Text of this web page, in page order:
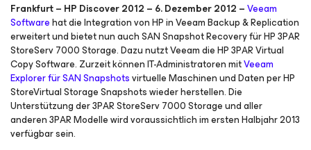
Frankfurt – HP Discover 2012 – 6. Dezember 2012 –Veeam
Softwarehat die Integration von HP in Veeam Backup & Replication
erweitert und bietet nun auch SAN Snapshot Recovery für HP 3PAR
StoreServ 7000 Storage. Dazu nutzt Veeam die HP 3PAR Virtual
Copy Software. Zurzeit können IT-Administratoren mitVeeam
Explorer für SAN Snapshotsvirtuelle Maschinen und Daten per HP
StoreVirtual Storage Snapshots wieder herstellen. Die
Unterstützung der 3PAR StoreServ 7000 Storage und aller
anderen 3PAR Modelle wird voraussichtlich im ersten Halbjahr 2013
verfügbar sein.